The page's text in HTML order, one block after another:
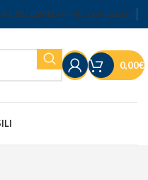
E RECESSITERMINI E CONDIZIONI
0,00€